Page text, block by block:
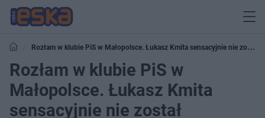
Rozłam w klubie PiS w Małopolsce. Łukasz Kmita sensacyjnie nie został
marszałkiem województwa
Rozłam w klubie PiS w
Małopolsce. Łukasz Kmita
sensacyjnie nie został